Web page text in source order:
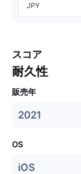
JPY
スコア
耐久性
販売年
2021
OS
iOS